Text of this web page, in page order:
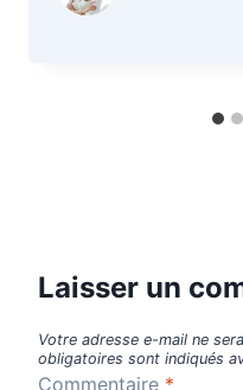
Laisser un
Votre adresse e-mail ne
obligatoires sont indiqués
Commentaire *